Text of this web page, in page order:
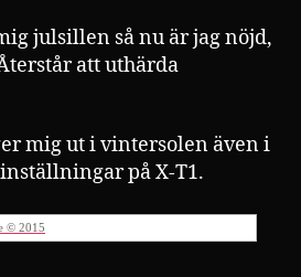
julsillen så nu är jag nöjd,
att uthärda
mig ut i vintersolen även i
på X-T1.
© 2015